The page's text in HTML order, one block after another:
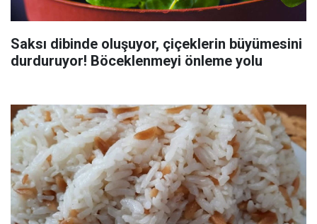
Saksı dibinde oluşuyor, çiçeklerin büyümesini
durduruyor! Böceklenmeyi önleme yolu